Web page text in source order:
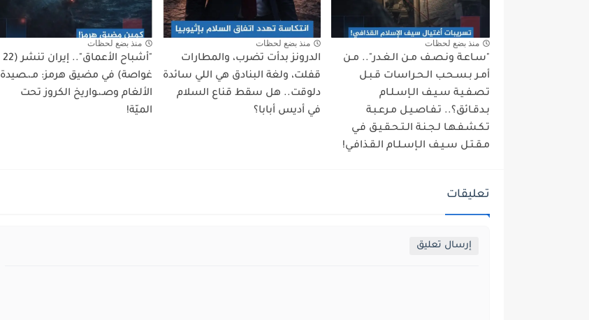
منذ بضع لحظات
"سـاعـة ونـصـف مـن الـغـدر".. مـن
أمـر بـسـحـب الـحـراسات قـبـل
تـصـفـيـة سـيـف الـإسـلـام
بـدقـائق؟.. تـفـاصـيـل مـرعـبـة
تـكـشـفـهـا لـجـنـة الـتـحـقـيـق فـي
مـقـتـل سـيـف الـإسـلـام الـقـذافـي!
منذ بضع لحظات
الدرونز بدأت تضرب، والمطارات
قفلت، ولغة البنادق هي اللي سائدة
دلوقت.. هل سقط قناع السلام
في أديس أبابا؟
منذ بضع لحظات
"أشباح الأعماق".. إيران تنشر (22
غواصة) في مضيق هرمز: مـ،ـصيدة
الألغام وصـ،ـواريخ الكروز تحت
الميّة!
تعليقات
إرسال تعليق